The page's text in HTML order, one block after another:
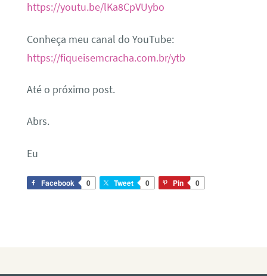
https://youtu.be/lKa8CpVUybo
Conheça meu canal do YouTube:
https://fiqueisemcracha.com.br/ytb
Até o próximo post.
Abrs.
Eu
Facebook 0 Tweet 0 Pin 0